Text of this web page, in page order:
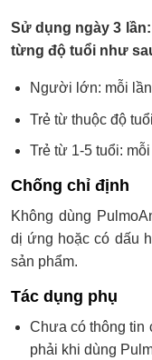
Sử dụng ngày 3
từng độ tuổi như
Người lớn: mỗi
Trẻ từ thuộc độ
Trẻ từ 1-5 tuổi:
Chống chỉ định
Không dùng
dị ứng hoặc có dấu
sản phẩm.
Tác dụng phụ
Chưa có thông tin
phải khi dùng